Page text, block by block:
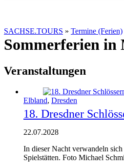
SACHSE.TOURS » Termine (Ferien)
Sommerferien in
Veranstaltungen
Elbland, Dresden
18. Dresdner
22.07.2028
In dieser Nacht verwandeln
Spielstätten. Foto Michael